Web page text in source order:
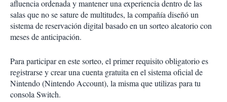
afluencia ordenada y mantener una experiencia dentro de las
salas que no se sature de multitudes, la compañía diseñó un
sistema de reservación digital basado en un sorteo aleatorio con
meses de anticipación.
Para participar en este sorteo, el primer requisito obligatorio es
registrarse y crear una cuenta gratuita en el sistema oficial de
Nintendo (Nintendo Account), la misma que utilizas para tu
consola Switch.